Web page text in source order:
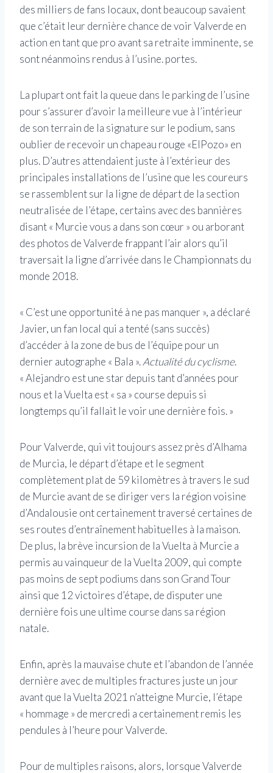
des milliers de fans locaux, dont beaucoup savaient
que c’était leur dernière chance de voir Valverde en
action en tant que pro avant sa retraite imminente, se
sont néanmoins rendus à l’usine. portes.
La plupart ont fait la queue dans le parking de l’usine
pour s’assurer d’avoir la meilleure vue à l’intérieur
de son terrain de la signature sur le podium, sans
oublier de recevoir un chapeau rouge «ElPozo» en
plus. D’autres attendaient juste à l’extérieur des
principales installations de l’usine que les coureurs
se rassemblent sur la ligne de départ de la section
neutralisée de l’étape, certains avec des bannières
disant « Murcie vous a dans son cœur » ou arborant
des photos de Valverde frappant l’air alors qu’il
traversait la ligne d’arrivée dans le Championnats du
monde 2018.
« C’est une opportunité à ne pas manquer », a déclaré
Javier, un fan local qui a tenté (sans succès)
d’accéder à la zone de bus de l’équipe pour un
dernier autographe « Bala ».Actualité du cyclisme.
« Alejandro est une star depuis tant d’années pour
nous et la Vuelta est « sa » course depuis si
longtemps qu’il fallait le voir une dernière fois. »
Pour Valverde, qui vit toujours assez près d’Alhama
de Murcia, le départ d’étape et le segment
complètement plat de 59 kilomètres à travers le sud
de Murcie avant de se diriger vers la région voisine
d’Andalousie ont certainement traversé certaines de
ses routes d’entraînement habituelles à la maison.
De plus, la brève incursion de la Vuelta à Murcie a
permis au vainqueur de la Vuelta 2009, qui compte
pas moins de sept podiums dans son Grand Tour
ainsi que 12 victoires d’étape, de disputer une
dernière fois une ultime course dans sa région
natale.
Enfin, après la mauvaise chute et l’abandon de l’année
dernière avec de multiples fractures juste un jour
avant que la Vuelta 2021 n’atteigne Murcie, l’étape
« hommage » de mercredi a certainement remis les
pendules à l’heure pour Valverde.
Pour de multiples raisons, alors, lorsque Valverde